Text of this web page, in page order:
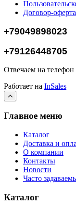
Договор-оферта
+79049898023
+79126448705
Отвечаем на
Работает на InSales
Главное меню
Каталог
Доставка и
О компании
Контакты
Новости
Часто
Каталог